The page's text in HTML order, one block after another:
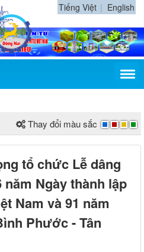
Tiếng Việt English
Thay đổi màu sắc
tổ chức Lễ dâng
Ngày thành lập
Nam và 91 năm
Phước - Tân